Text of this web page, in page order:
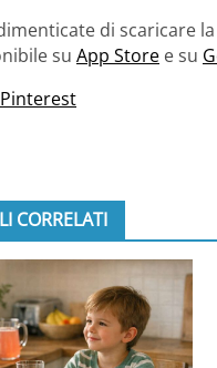
di scaricare
su App Store e su
CORRELATI